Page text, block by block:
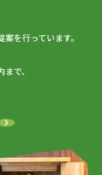
を行っています。
で、